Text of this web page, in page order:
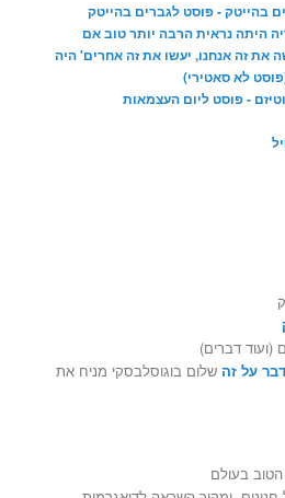
בהייטק - פוסט לגברים בהייטק
היתה נראית הרבה יותר טוב אם
את זה אנחנו, יעשו את זה אחרים' היה
לא סאטירי)
- פוסט ליום העצמאות
(ועוד דברים)
על זה שלום בוגוסלבסקי מניח את
הטוב בעולם